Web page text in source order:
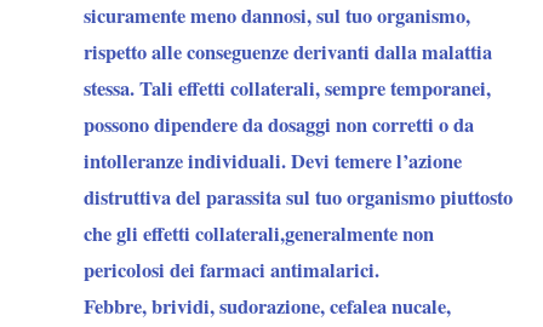
sicuramente meno dannosi, sul tuo organismo,
rispetto alle conseguenze derivanti dalla malattia
stessa. Tali effetti collaterali, sempre temporanei,
possono dipendere da dosaggi non corretti o da
intolleranze individuali. Devi temere l’azione
distruttiva del parassita sul tuo organismo piuttosto
che gli effetti collaterali,generalmente non
pericolosi dei farmaci antimalarici.
Febbre, brividi, sudorazione, cefalea nucale,